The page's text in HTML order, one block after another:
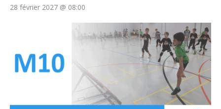
28 février 2027 @ 08:00